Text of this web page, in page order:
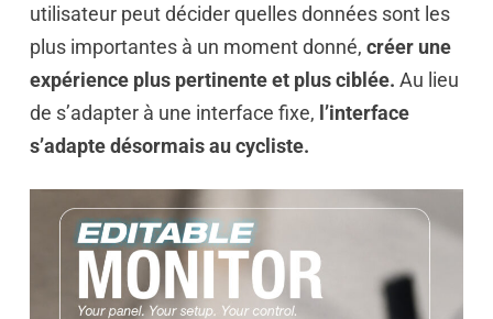
utilisateur peut décider quelles données sont les
plus importantes à un moment donné, créer une
expérience plus pertinente et plus ciblée. Au lieu
de s’adapter à une interface fixe, l’interface
s’adapte désormais au cycliste.